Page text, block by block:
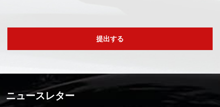
提出する
ニュースレター